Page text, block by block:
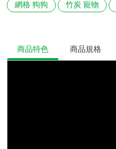
網格 狗狗 竹炭 寵物
商品特色 商品規格